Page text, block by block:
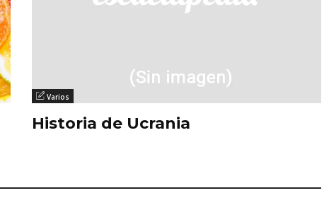
Varios
Historia de Ucrania